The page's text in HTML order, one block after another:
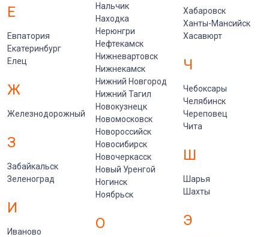
Е
Евпатория
Екатеринбург
Елец
Ж
Железнодорожный
З
Забайкальск
Зеленоград
И
Иваново
Нальчик
Находка
Нерюнгри
Нефтекамск
Нижневартовск
Нижнекамск
Нижний Новгород
Нижний Тагил
Новокузнецк
Новомосковск
Новороссийск
Новосибирск
Новочеркасск
Новый Уренгой
Ногинск
Ноябрьск
О
Хабаровск
Ханты-Мансийск
Хасавюрт
Ч
Чебоксары
Челябинск
Череповец
Чита
Ш
Шарья
Шахты
Э